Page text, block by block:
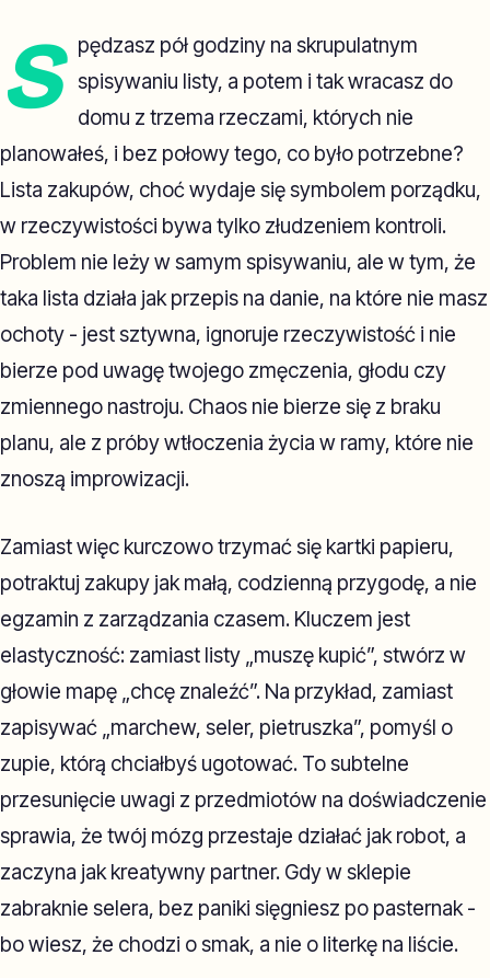
S
pędzasz pół godziny na skrupulatnym
spisywaniu listy, a potem i tak wracasz do
domu z trzema rzeczami, których nie
planowałeś, i bez połowy tego, co było potrzebne?
Lista zakupów, choć wydaje się symbolem porządku,
w rzeczywistości bywa tylko złudzeniem kontroli.
Problem nie leży w samym spisywaniu, ale w tym, że
taka lista działa jak przepis na danie, na które nie masz
ochoty - jest sztywna, ignoruje rzeczywistość i nie
bierze pod uwagę twojego zmęczenia, głodu czy
zmiennego nastroju. Chaos nie bierze się z braku
planu, ale z próby wtłoczenia życia w ramy, które nie
znoszą improwizacji.
Zamiast więc kurczowo trzymać się kartki papieru,
potraktuj zakupy jak małą, codzienną przygodę, a nie
egzamin z zarządzania czasem. Kluczem jest
elastyczność: zamiast listy „muszę kupić”, stwórz w
głowie mapę „chcę znaleźć”. Na przykład, zamiast
zapisywać „marchew, seler, pietruszka”, pomyśl o
zupie, którą chciałbyś ugotować. To subtelne
przesunięcie uwagi z przedmiotów na doświadczenie
sprawia, że twój mózg przestaje działać jak robot, a
zaczyna jak kreatywny partner. Gdy w sklepie
zabraknie selera, bez paniki sięgniesz po pasternak -
bo wiesz, że chodzi o smak, a nie o literkę na liście.